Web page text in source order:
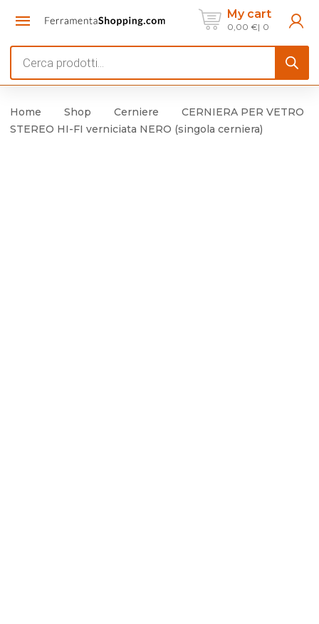
My cart
0,00 € 0
search
Home Shop Cerniere
CERNIERA PER VETRO
STEREO HI-FI verniciata NERO (singola cerniera)